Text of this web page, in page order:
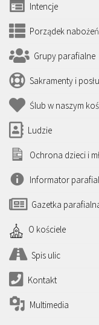
Intencje
Porządek
Grupy parafialne
Sakramenty i
Ślub w naszym
Ludzie
Ochrona dzieci i
Informator
Gazetka
O kościele
Spis ulic
Kontakt
Multimedia